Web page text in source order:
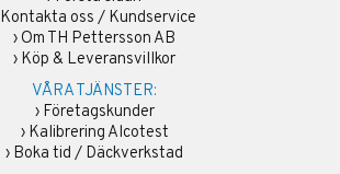
Kontakta oss / Kundservice
› Om TH Pettersson AB
› Köp & Leveransvillkor
VÅRA TJÄNSTER:
› Företagskunder
› Kalibrering Alcotest
› Boka tid / Däckverkstad